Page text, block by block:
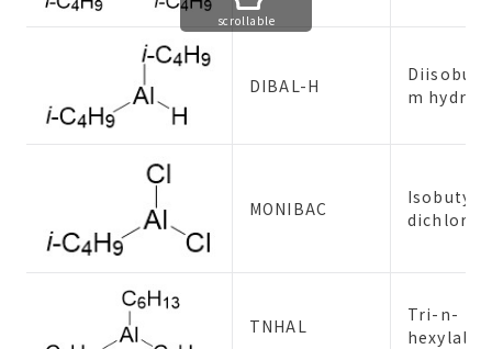
DIBAL-H
m hydride
MONIBAC
TNHAL
Tri-n-
scrollable